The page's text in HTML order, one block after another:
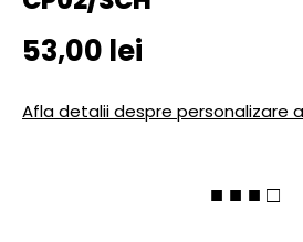
Pret initial
53,00 lei
Afla detalii despre personalizare
■ ■ ■ □